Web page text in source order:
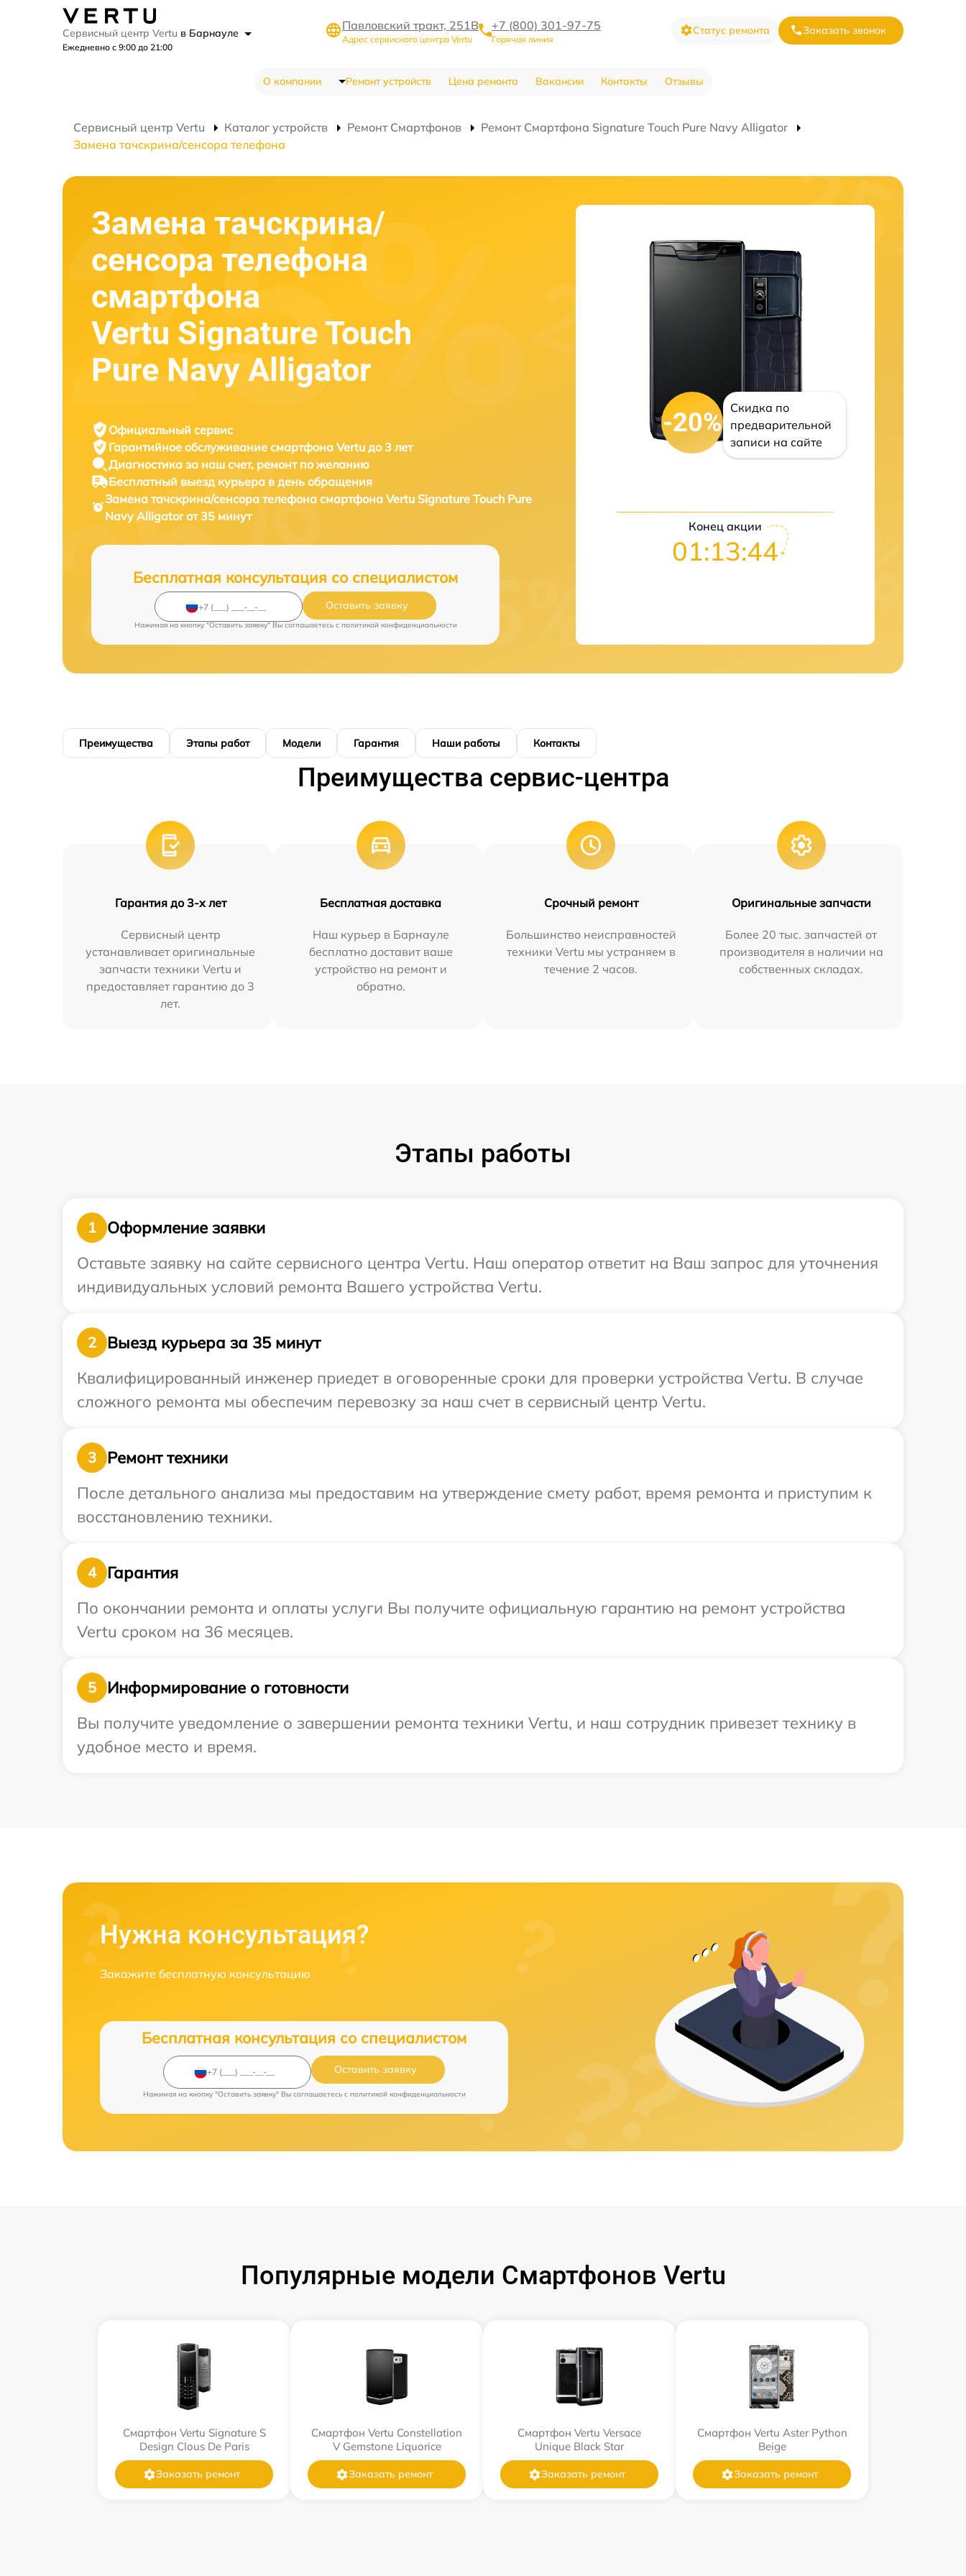
Сервисный центр Vertu в Барнауле
Ежедневно с 9:00 до 21:00
Павловский тракт, 251В
Адрес сервисного центра Vertu
+7 (800) 301-97-75
Горячая линия
Статус ремонта Заказать звонок
О компании Ремонт устройств Цена ремонта Вакансии Контакты Отзывы
Сервисный центр Vertu Каталог устройств Ремонт Смартфонов
Ремонт Смартфона Signature Touch Pure Navy Alligator
Замена тачскрина/сенсора телефона
Замена тачскрина/
сенсора телефона
смартфона
Vertu Signature Touch
Pure Navy Alligator
Официальный сервис
Гарантийное обслуживание смартфона Vertu до 3 лет
Диагностика за наш счет, ремонт по желанию
Бесплатный выезд курьера в день обращения
Замена тачскрина/сенсора телефона смартфона Vertu Signature Touch Pure
Navy Alligator от 35 минут
Бесплатная консультация со специалистом
Оставить заявку
Нажимая на кнопку "Оставить заявку" Вы соглашаетесь c политикой конфиденциальности
-20%
Скидка по
предварительной
записи на сайте
Конец акции
01:13:42
Преимущества Этапы работ Модели Гарантия Наши работы Контакты
Преимущества сервис-центра
Гарантия до 3-х лет
Сервисный центр
устанавливает оригинальные
запчасти техники Vertu и
предоставляет гарантию до 3
лет.
Бесплатная доставка
Наш курьер в Барнауле
бесплатно доставит ваше
устройство на ремонт и
обратно.
Срочный ремонт
Большинство неисправностей
техники Vertu мы устраняем в
течение 2 часов.
Оригинальные запчасти
Более 20 тыс. запчастей от
производителя в наличии на
собственных складах.
Этапы работы
1
Оформление заявки
Оставьте заявку на сайте сервисного центра Vertu. Наш оператор ответит на Ваш запрос для уточнения
индивидуальных условий ремонта Вашего устройства Vertu.
2
Выезд курьера за 35 минут
Квалифицированный инженер приедет в оговоренные сроки для проверки устройства Vertu. В случае
сложного ремонта мы обеспечим перевозку за наш счет в сервисный центр Vertu.
3
Ремонт техники
После детального анализа мы предоставим на утверждение смету работ, время ремонта и приступим к
восстановлению техники.
4
Гарантия
По окончании ремонта и оплаты услуги Вы получите официальную гарантию на ремонт устройства
Vertu сроком на 36 месяцев.
5
Информирование о готовности
Вы получите уведомление о завершении ремонта техники Vertu, и наш сотрудник привезет технику в
удобное место и время.
Нужна консультация?
Закажите бесплатную консультацию
Бесплатная консультация со специалистом
Оставить заявку
Нажимая на кнопку "Оставить заявку" Вы соглашаетесь c политикой конфиденциальности
Популярные модели Смартфонов Vertu
Смартфон Vertu Signature S
Design Clous De Paris
Заказать ремонт
Смартфон Vertu Constellation
V Gemstone Liquorice
Заказать ремонт
Смартфон Vertu Versace
Unique Black Star
Заказать ремонт
Смартфон Vertu Aster Python
Beige
Заказать ремонт